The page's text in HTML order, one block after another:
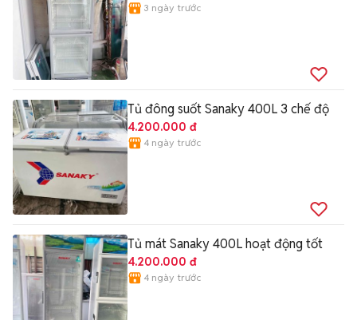
3 ngày trước
Tủ đông suốt Sanaky 400L 3 chế độ
4.200.000 đ
4 ngày trước
Tủ mát Sanaky 400L hoạt động tốt
4.200.000 đ
4 ngày trước